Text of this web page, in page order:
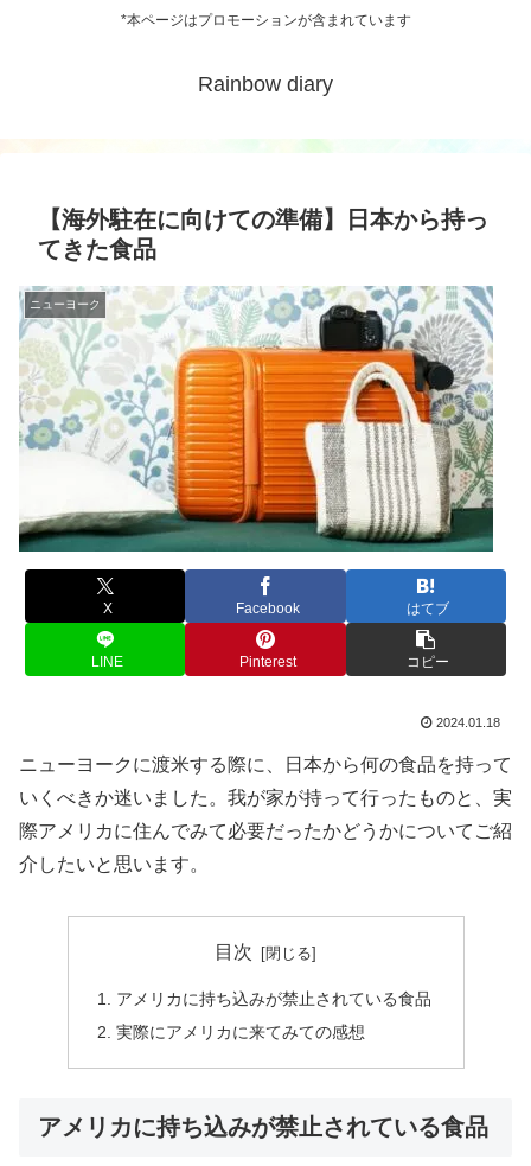
*本ページはプロモーションが含まれています
Rainbow diary
【海外駐在に向けての準備】日本から持っ
てきた食品
ニューヨーク
X Facebook はてブ
LINE Pinterest コピー
2024.01.18
ニューヨークに渡米する際に、日本から何の食品を持って
いくべきか迷いました。我が家が持って行ったものと、実
際アメリカに住んでみて必要だったかどうかについてご紹
介したいと思います。
目次
アメリカに持ち込みが禁止されている食品
実際にアメリカに来てみての感想
アメリカに持ち込みが禁止されている食品